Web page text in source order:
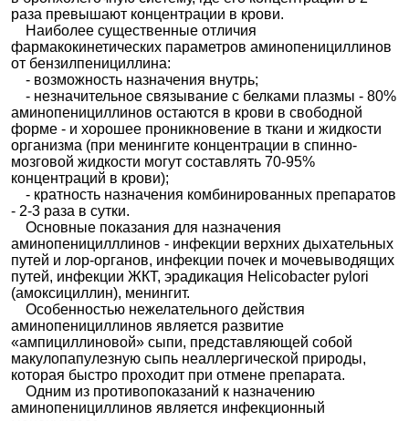
раза превышают концентрации в крови.
Наиболее существенные отличия
фармакокинетических параметров аминопенициллинов
от бензилпенициллина:
- возможность назначения внутрь;
- незначительное связывание с белками плазмы - 80%
аминопенициллинов остаются в крови в свободной
форме - и хорошее проникновение в ткани и жидкости
организма (при менингите концентрации в спинно-
мозговой жидкости могут составлять 70-95%
концентраций в крови);
- кратность назначения комбинированных препаратов
- 2-3 раза в сутки.
Основные показания для назначения
аминопеницилллинов - инфекции верхних дыхательных
путей и лор-органов, инфекции почек и мочевыводящих
путей, инфекции ЖКТ, эрадикация Helicobacter pylori
(амоксициллин), менингит.
Особенностью нежелательного действия
аминопенициллинов является развитие
«ампициллиновой» сыпи, представляющей собой
макулопапулезную сыпь неаллергической природы,
которая быстро проходит при отмене препарата.
Одним из противопоказаний к назначению
аминопенициллинов является инфекционный